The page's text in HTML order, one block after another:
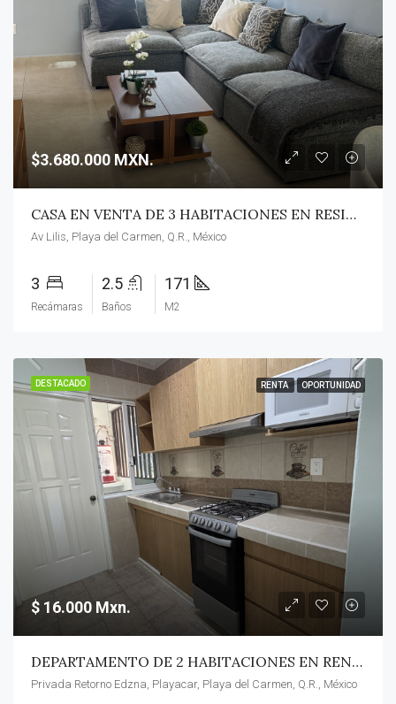
$3.680.000 MXN.
CASA EN VENTA DE 3 HABITACIONES EN RESIDENCIAL/ PLAYA DEL CARMEN/ ENTREGA INMEDIATA/ APTO CREDITO.
Av Lilis, Playa del Carmen, Q.R., México
3
Recámaras
2.5
Baños
171
M2
DESTACADO RENTA OPORTUNIDAD
$ 16.000 Mxn.
DEPARTAMENTO DE 2 HABITACIONES EN RENTA EN PLAYACAR FASE 2, PLAYA DEL CARMEN
Privada Retorno Edzna, Playacar, Playa del Carmen, Q.R., México